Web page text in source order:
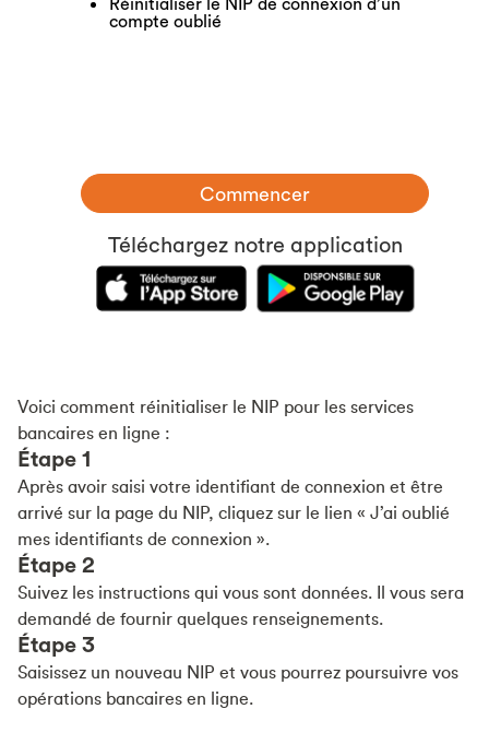
Voici comment réinitialiser le NIP pour les services
bancaires en ligne :
Étape 1
Après avoir saisi votre identifiant de connexion et être
arrivé sur la page du NIP, cliquez sur le lien « J’ai oublié
mes identifiants de connexion ».
Étape 2
Suivez les instructions qui vous sont données. Il vous sera
demandé de fournir quelques renseignements.
Étape 3
Saisissez un nouveau NIP et vous pourrez poursuivre vos
opérations bancaires en ligne.